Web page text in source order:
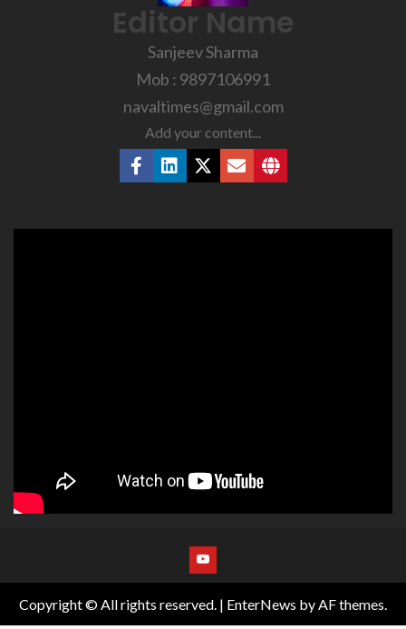
Editor Name
Sanjeev Sharma
Mob : 9897106991
navaltimes@gmail.com
Add your content...
Copyright © All rights reserved. | EnterNews by AF themes.